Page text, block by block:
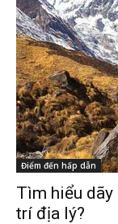
Điểm đến hấp dẫn
Tìm hiểu dãy
trí địa lý?